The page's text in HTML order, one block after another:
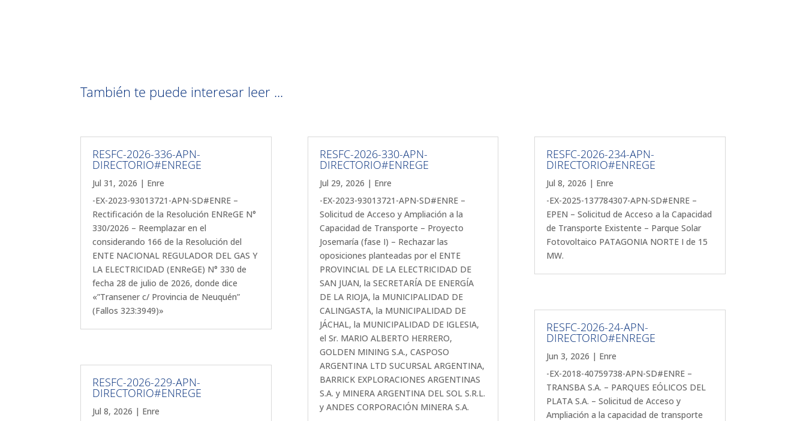
También te puede interesar leer ...
RESFC-2026-336-APN-
DIRECTORIO#ENREGE
Jul 31, 2026 | Enre
-EX-2023-93013721-APN-SD#ENRE –
Rectificación de la Resolución ENReGE N°
330/2026 – Reemplazar en el
considerando 166 de la Resolución del
ENTE NACIONAL REGULADOR DEL GAS Y
LA ELECTRICIDAD (ENReGE) N° 330 de
fecha 28 de julio de 2026, donde dice
«”Transener c/ Provincia de Neuquén”
(Fallos 323:3949)»
RESFC-2026-229-APN-
DIRECTORIO#ENREGE
Jul 8, 2026 | Enre
RESFC-2026-330-APN-
DIRECTORIO#ENREGE
Jul 29, 2026 | Enre
-EX-2023-93013721-APN-SD#ENRE –
Solicitud de Acceso y Ampliación a la
Capacidad de Transporte – Proyecto
Josemaría (fase I) – Rechazar las
oposiciones planteadas por el ENTE
PROVINCIAL DE LA ELECTRICIDAD DE
SAN JUAN, la SECRETARÍA DE ENERGÍA
DE LA RIOJA, la MUNICIPALIDAD DE
CALINGASTA, la MUNICIPALIDAD DE
JÁCHAL, la MUNICIPALIDAD DE IGLESIA,
el Sr. MARIO ALBERTO HERRERO,
GOLDEN MINING S.A., CASPOSO
ARGENTINA LTD SUCURSAL ARGENTINA,
BARRICK EXPLORACIONES ARGENTINAS
S.A. y MINERA ARGENTINA DEL SOL S.R.L.
y ANDES CORPORACIÓN MINERA S.A.
RESFC-2026-234-APN-
DIRECTORIO#ENREGE
Jul 8, 2026 | Enre
-EX-2025-137784307-APN-SD#ENRE –
EPEN – Solicitud de Acceso a la Capacidad
de Transporte Existente – Parque Solar
Fotovoltaico PATAGONIA NORTE I de 15
MW.
RESFC-2026-24-APN-
DIRECTORIO#ENREGE
Jun 3, 2026 | Enre
-EX-2018-40759738-APN-SD#ENRE –
TRANSBA S.A. – PARQUES EÓLICOS DEL
PLATA S.A. – Solicitud de Acceso y
Ampliación a la capacidad de transporte